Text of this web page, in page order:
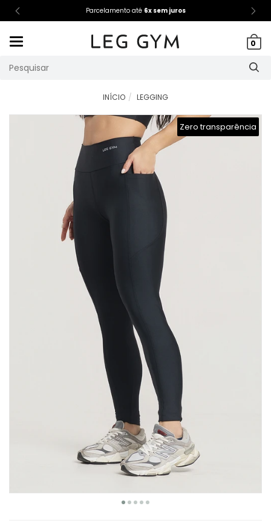
Parcelamento até 6x sem juros
0
INÍCIO LEGGING
Zero transparência